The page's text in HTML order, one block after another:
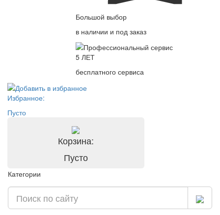
Большой выбор
в наличии и под заказ
5 ЛЕТ
бесплатного сервиса
Избранное:
Пусто
Корзина:
Пусто
Категории